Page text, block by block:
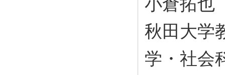
秋田大学
学・社会